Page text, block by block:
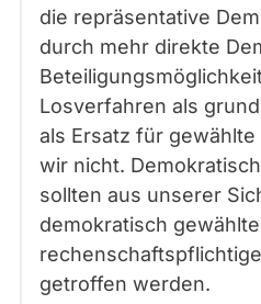
die repräsentative
durch mehr direkte
Losverfahren als
als Ersatz für
wir nicht.
sollten aus unserer
demokratisch
getroffen werden.